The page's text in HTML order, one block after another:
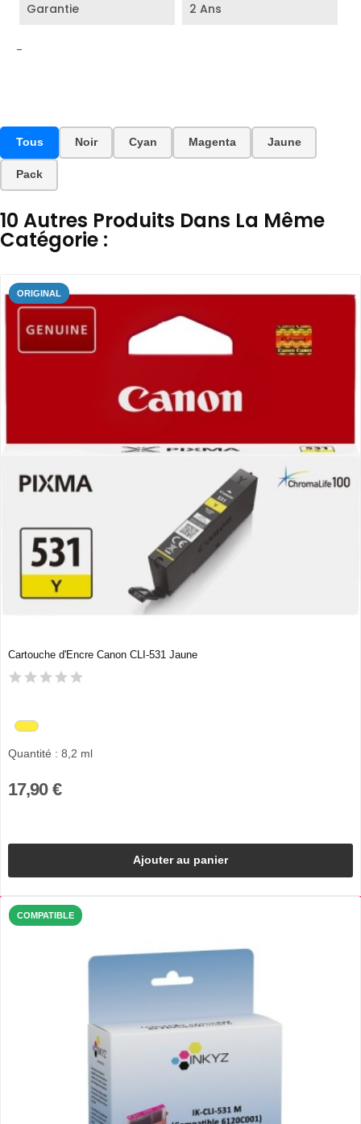
Garantie 2 Ans
-
Tous Noir Cyan Magenta Jaune
Pack
10 Autres Produits Dans La Même
Catégorie :
ORIGINAL
Cartouche d'Encre Canon CLI-531 Jaune
Quantité : 8,2 ml
17,90 €
Ajouter au panier
COMPATIBLE